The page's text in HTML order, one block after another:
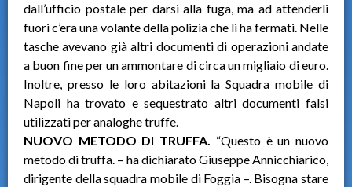
dall’ufficio postale per darsi alla fuga, ma ad attenderli
fuori c’era una volante della polizia che li ha fermati. Nelle
tasche avevano già altri documenti di operazioni andate
a buon fine per un ammontare di circa un migliaio di euro.
Inoltre, presso le loro abitazioni la Squadra mobile di
Napoli ha trovato e sequestrato altri documenti falsi
utilizzati per analoghe truffe.
NUOVO METODO DI TRUFFA. “Questo è un nuovo
metodo di truffa. – ha dichiarato Giuseppe Annicchiarico,
dirigente della squadra mobile di Foggia –. Bisogna stare